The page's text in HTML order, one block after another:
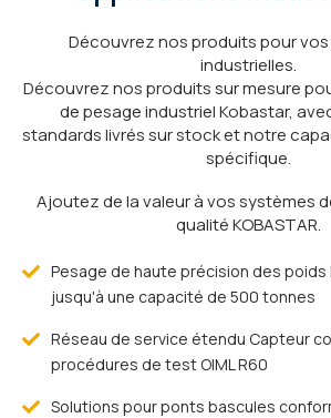
Découvrez nos produits pour
industrielles.
Découvrez nos produits sur mesure
de pesage industriel Kobastar,
standards livrés sur stock et notre
spécifique.
Ajoutez de la valeur à vos systèmes
qualité KOBASTAR.
Pesage de haute précision des poids
jusqu'à une capacité de 500 tonnes
Réseau de service étendu Capteur
procédures de test OIML R60
Solutions pour ponts bascules